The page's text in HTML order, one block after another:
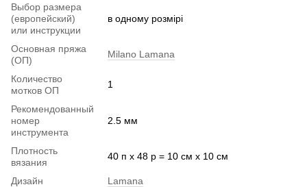
Выбор размера
(европейский)
или инструкции
в одному розмірі
Основная пряжа
(ОП)
Milano Lamana
Количество
мотков ОП
1
Рекомендованный
номер
инструмента
2.5 мм
Плотность
вязания
40 п х 48 р = 10 см х 10 см
Дизайн
Lamana